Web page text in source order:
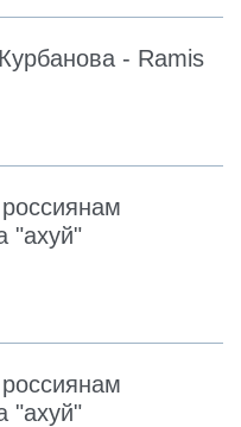
- Ramis
"ахуй"
"ахуй"